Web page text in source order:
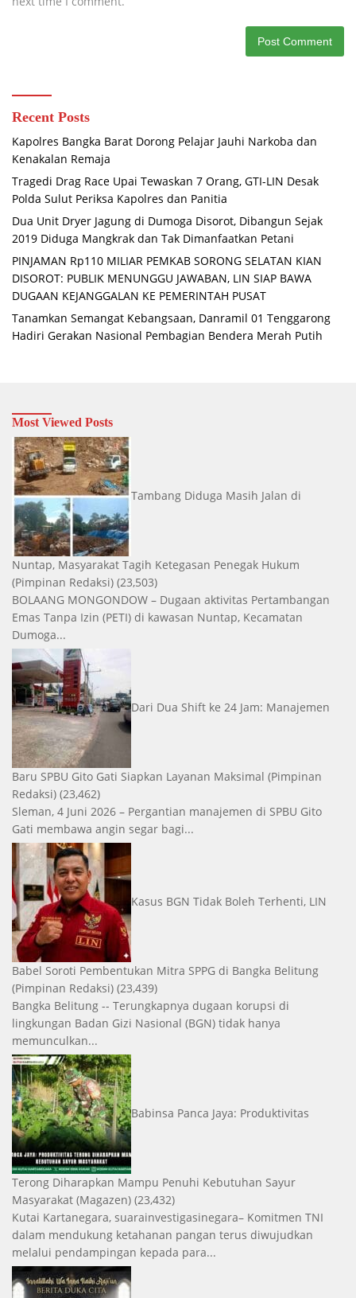
Recent Posts
Kapolres Bangka Barat Dorong Pelajar Jauhi Narkoba dan
Kenakalan Remaja
Tragedi Drag Race Upai Tewaskan 7 Orang, GTI-LIN Desak
Polda Sulut Periksa Kapolres dan Panitia
Dua Unit Dryer Jagung di Dumoga Disorot, Dibangun Sejak
2019 Diduga Mangkrak dan Tak Dimanfaatkan Petani
PINJAMAN Rp110 MILIAR PEMKAB SORONG SELATAN KIAN
DISOROT: PUBLIK MENUNGGU JAWABAN, LIN SIAP BAWA
DUGAAN KEJANGGALAN KE PEMERINTAH PUSAT
Tanamkan Semangat Kebangsaan, Danramil 01 Tenggarong
Hadiri Gerakan Nasional Pembagian Bendera Merah Putih
Most Viewed Posts
Tambang Diduga Masih Jalan di
Nuntap, Masyarakat Tagih Ketegasan Penegak Hukum
(Pimpinan Redaksi) (23,503)
BOLAANG MONGONDOW – Dugaan aktivitas Pertambangan
Emas Tanpa Izin (PETI) di kawasan Nuntap, Kecamatan
Dumoga...
Dari Dua Shift ke 24 Jam: Manajemen
Baru SPBU Gito Gati Siapkan Layanan Maksimal (Pimpinan
Redaksi) (23,462)
Sleman, 4 Juni 2026 – Pergantian manajemen di SPBU Gito
Gati membawa angin segar bagi...
Kasus BGN Tidak Boleh Terhenti, LIN
Babel Soroti Pembentukan Mitra SPPG di Bangka Belitung
(Pimpinan Redaksi) (23,439)
Bangka Belitung -- Terungkapnya dugaan korupsi di
lingkungan Badan Gizi Nasional (BGN) tidak hanya
memunculkan...
Babinsa Panca Jaya: Produktivitas
Terong Diharapkan Mampu Penuhi Kebutuhan Sayur
Masyarakat (Magazen) (23,432)
Kutai Kartanegara, suarainvestigasinegara– Komitmen TNI
dalam mendukung ketahanan pangan terus diwujudkan
melalui pendampingan kepada para...